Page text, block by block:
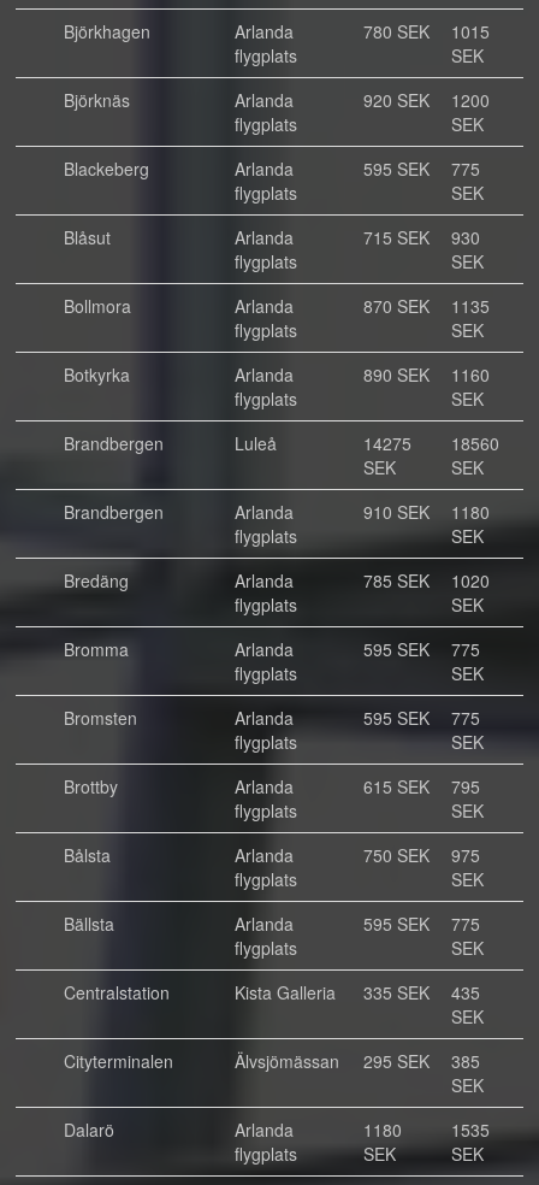
Björkhagen
Arlanda
flygplats
780 SEK
1015
SEK
Björknäs
Arlanda
flygplats
920 SEK
1200
SEK
Blackeberg
Arlanda
flygplats
595 SEK
775
SEK
Blåsut
Arlanda
flygplats
715 SEK
930
SEK
Bollmora
Arlanda
flygplats
870 SEK
1135
SEK
Botkyrka
Arlanda
flygplats
890 SEK
1160
SEK
Brandbergen
Luleå
14275
SEK
18560
SEK
Brandbergen
Arlanda
flygplats
910 SEK
1180
SEK
Bredäng
Arlanda
flygplats
785 SEK
1020
SEK
Bromma
Arlanda
flygplats
595 SEK
775
SEK
Bromsten
Arlanda
flygplats
595 SEK
775
SEK
Brottby
Arlanda
flygplats
615 SEK
795
SEK
Bålsta
Arlanda
flygplats
750 SEK
975
SEK
Bällsta
Arlanda
flygplats
595 SEK
775
SEK
Centralstation
Kista Galleria 335 SEK
435
SEK
Cityterminalen
Älvsjömässan 295 SEK
385
SEK
Dalarö
Arlanda
flygplats
1180
SEK
1535
SEK